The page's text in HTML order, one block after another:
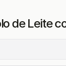
de Leite